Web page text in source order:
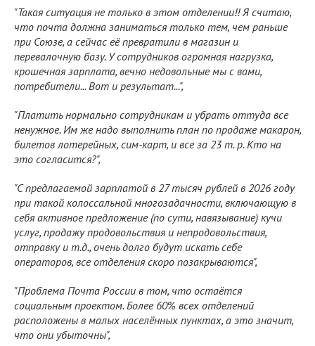
"Такая ситуация не только в этом отделении!! Я считаю,
что почта должна заниматься только тем, чем раньше
при Союзе, а сейчас её превратили в магазин и
перевалочную базу. У сотрудников огромная нагрузка,
крошечная зарплата, вечно недовольные мы с вами,
потребители... Вот и результат...",
"Платить нормально сотрудникам и убрать оттуда все
ненужное. Им же надо выполнить план по продаже макарон,
билетов лотерейных, сим-карт, и все за 23 т. р. Кто на
это согласится?",
"С предлагаемой зарплатой в 27 тысяч рублей в 2026 году
при такой колоссальной многозадачности, включающую в
себя активное предложение (по сути, навязывание) кучи
услуг, продажу продовольствия и непродовольствия,
отправку и т.д., очень долго будут искать себе
операторов, все отделения скоро позакрываются",
"Проблема Почта России в том, что остаётся
социальным проектом. Более 60% всех отделений
расположены в малых населённых пунктах, а это значит,
что они убыточны",